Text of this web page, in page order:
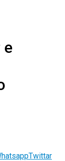
e
Twittar